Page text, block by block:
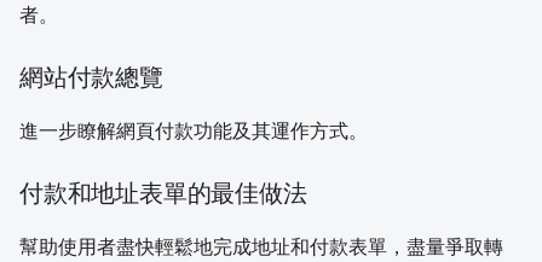
者。
網站付款總覽
進一步瞭解網頁付款功能及其運作方式。
付款和地址表單的最佳做法
幫助使用者盡快輕鬆地完成地址和付款表單，盡量爭取轉